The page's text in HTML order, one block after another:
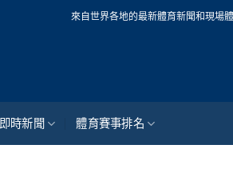
來自世界各地的最新體育新聞和現場體育報
即時新聞 體育賽事排名